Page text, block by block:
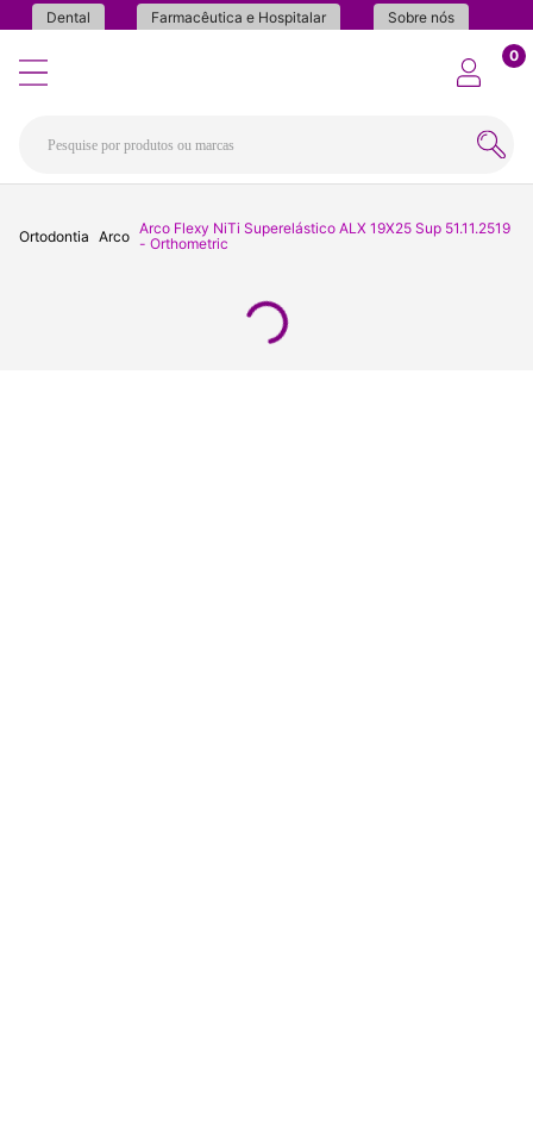
Dental Farmacêutica e Hospitalar Sobre nós
0
Ortodontia Arco Arco Flexy NiTi Superelástico ALX 19X25 Sup 51.11.2519
- Orthometric